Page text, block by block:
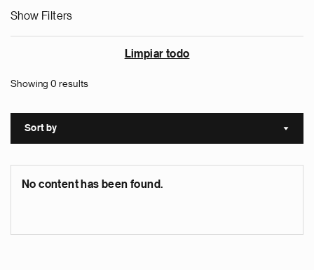
Show Filters
Limpiar todo
Showing 0 results
Sort by Sort
No content has been found.